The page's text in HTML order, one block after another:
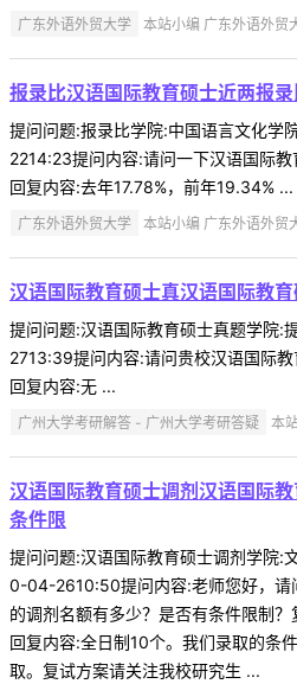
广东外语外贸大学 本站小编 广东外语外
报录比汉语国际教育硕士近两报
提问问题:报录比学院:中国语言文化
2214:23提问内容:请问一下汉语国际教
回复内容:去年17.78%，前年19.34% ...
广东外语外贸大学 本站小编 广东外语外
汉语国际教育硕士真汉语国际教
提问问题:汉语国际教育硕士真题学
2713:39提问内容:请问贵校汉语国际教
回复内容:无 ...
广州大学考研解答 - 广州大学考研答疑 本
汉语国际教育硕士调剂汉语国际
条件限
提问问题:汉语国际教育硕士调剂学院
0-04-2610:50提问内容:老师您好，请
的调剂名额有多少？是否有条件限制？
回复内容:全日制10个。我们录取的条
取。复试方案请关注我校研究生 ...